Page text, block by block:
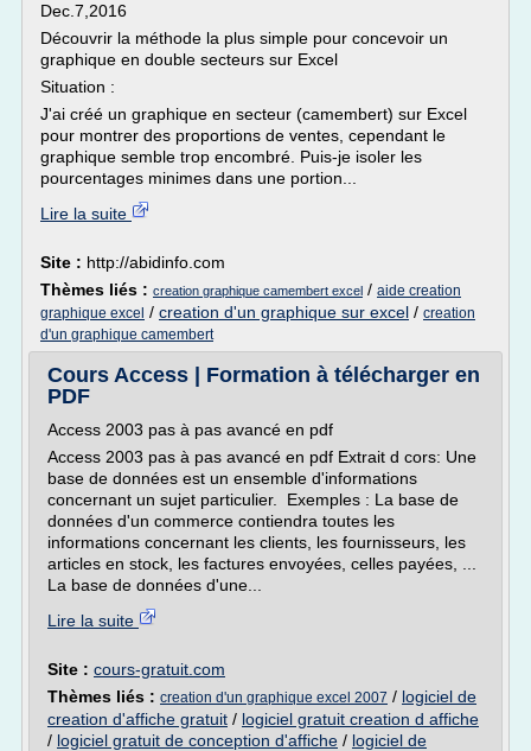
Dec.7,2016
Découvrir la méthode la plus simple pour concevoir un
graphique en double secteurs sur Excel
Situation :
J'ai créé un graphique en secteur (camembert) sur Excel
pour montrer des proportions de ventes, cependant le
graphique semble trop encombré. Puis-je isoler les
pourcentages minimes dans une portion...
Lire la suite
Site : http://abidinfo.com
Thèmes liés : creation graphique camembert excel / aide creation
graphique excel / creation d'un graphique sur excel / creation
d'un graphique camembert
Cours Access | Formation à télécharger en
PDF
Access 2003 pas à pas avancé en pdf
Access 2003 pas à pas avancé en pdf Extrait d cors: Une
base de données est un ensemble d'informations
concernant un sujet particulier. Exemples : La base de
données d'un commerce contiendra toutes les
informations concernant les clients, les fournisseurs, les
articles en stock, les factures envoyées, celles payées, ...
La base de données d'une...
Lire la suite
Site : cours-gratuit.com
Thèmes liés : creation d'un graphique excel 2007 / logiciel de
creation d'affiche gratuit / logiciel gratuit creation d affiche
/ logiciel gratuit de conception d'affiche / logiciel de